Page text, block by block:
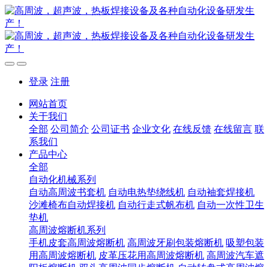
登录 注册
网站首页
关于我们
全部 公司简介 公司证书 企业文化 在线反馈 在线留言 联
系我们
产品中心
全部
自动化机械系列
自动高周波书套机 自动电热垫绕线机 自动袖套焊接机
沙滩椅布自动焊接机 自动行走式帆布机 自动一次性卫生
垫机
高周波熔断机系列
手机皮套高周波熔断机 高周波牙刷包装熔断机 吸塑包装
用高周波熔断机 皮革压花用高周波熔断机 高周波汽车遮